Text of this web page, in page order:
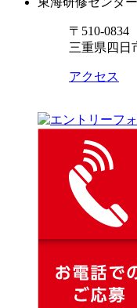
〒510-0834
三重県四日
アクセス